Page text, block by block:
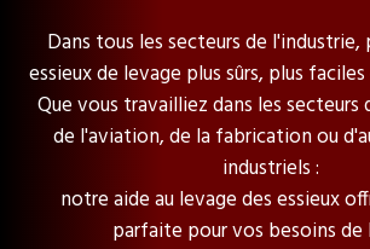
Dans tous les secteurs de l'industrie,
essieux de levage plus sûrs, plus
Que vous travailliez dans les
de l'aviation, de la fabrication ou
industriels :
notre aide au levage des essieux
parfaite pour vos besoins de